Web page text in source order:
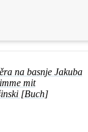
na basnje Jakuba
mit
[Buch]